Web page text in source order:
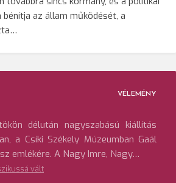
az állam működését, a
VÉLEMÉNY
délután nagyszabású kiállítás
a Csíki Székely Múzeumban Gaál
emlékére. A Nagy Imre, Nagy…
vált